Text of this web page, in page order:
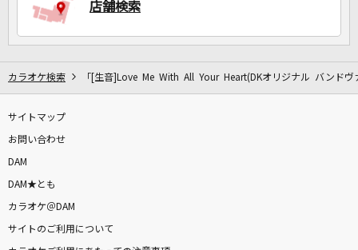
店舗検索
カラオケ検索 「[生音]Love Me With All Your Heart(DKオリジナル バンドヴ
サイトマップ
お問い合わせ
DAM
DAM★とも
カラオケ＠DAM
サイトのご利用について